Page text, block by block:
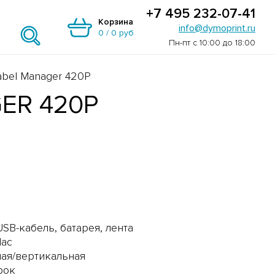
Корзина
0 / 0 руб
+7 495 232-07-41
info@dymoprint.ru
Пн-пт с 10:00 до 18:00
Manager 420P
420P
кабель, батарея, лента
вертикальная